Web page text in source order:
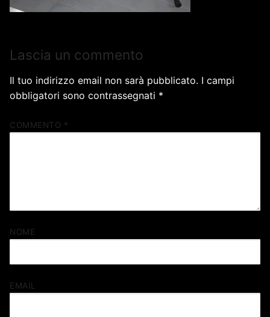
Lascia un commento
Il tuo indirizzo email non sarà pubblicato. I campi
obbligatori sono contrassegnati *
COMMENTO *
NOME
EMAIL